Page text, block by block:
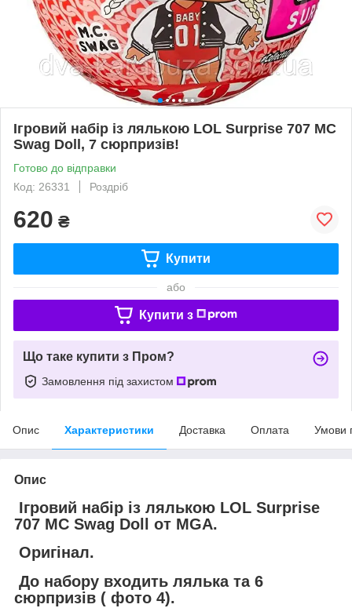
Ігровий набір із лялькою LOL Surprise 707 MC
Swag Doll, 7 сюрпризів!
Готово до відправки
Код: 26331
Роздріб
620 ₴
Купити
або
Купити з
Що таке купити з Пром?
Замовлення під захистом
Опис Характеристики Доставка Оплата Умови
Опис
Ігровий набір із лялькою LOL Surprise
707 MC Swag Doll от MGA.
Оригінал.
До набору входить лялька та 6
сюрпризів ( фото 4).